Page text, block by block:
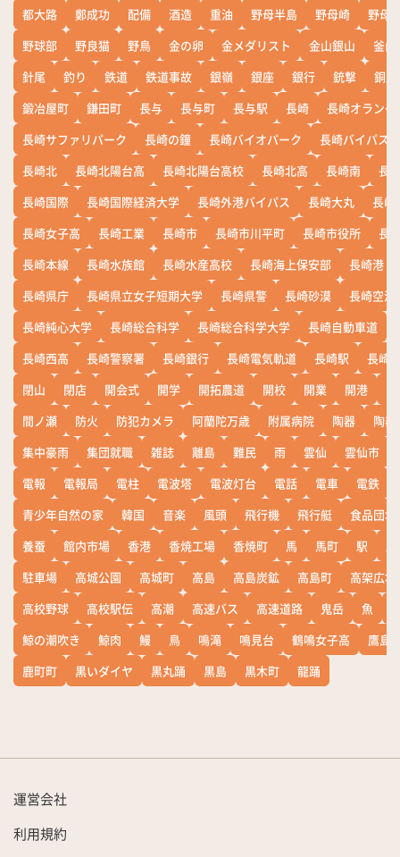
都大路
鄭成功 配備 酒造 重油 野母半島 野母崎
野母
野球部
野良猫 野鳥 金の卵 金メダリスト 金山銀山
釜山
針尾
釣り 鉄道 鉄道事故 銀嶺 銀座 銀行 銃撃
銅座
鍛冶屋町
鎌田町 長与 長与町 長与駅 長崎
長崎オランダ
長崎サファリパーク
長崎の鐘 長崎バイオパーク
長崎バイパス
長崎北
長崎北陽台高 長崎北陽台高校 長崎北高 長崎南
長
長崎国際
長崎国際経済大学 長崎外港バイパス 長崎大丸
長崎
長崎女子高
長崎工業 長崎市 長崎市川平町 長崎市役所
長
長崎本線
長崎水族館 長崎水産高校 長崎海上保安部
長崎港
長崎県庁
長崎県立女子短期大学 長崎県警 長崎砂漠
長崎空港
長崎純心大学
長崎総合科学 長崎総合科学大学 長崎自動車道
長崎西高
長崎警察署 長崎銀行 長崎電気軌道 長崎駅
長崎
閉山
閉店 開会式 開学 開拓農道 開校 開業 開港
間ノ瀬
防火 防犯カメラ 阿蘭陀万歳 附属病院 陶器
陶器
集中豪雨
集団就職 雑誌 離島 難民 雨 雲仙 雲仙市
電報
電報局 電柱 電波塔 電波灯台 電話 電車 電鉄
青少年自然の家
韓国 音楽 風頭 飛行機 飛行艇
食品団地
養蚕
館内市場 香港 香焼工場 香焼町 馬 馬町 駅
駐車場
高城公園 高城町 高島 高島炭鉱 高島町
高架広場
高校野球
高校駅伝 高潮 高速バス 高速道路 鬼岳 魚
鯨の潮吹き
鯨肉 鰻 鳥 鳴滝 鳴見台 鶴鳴女子高
鷹島
鹿町町
黒いダイヤ 黒丸踊 黒島 黒木町 龍踊
運営会社
利用規約